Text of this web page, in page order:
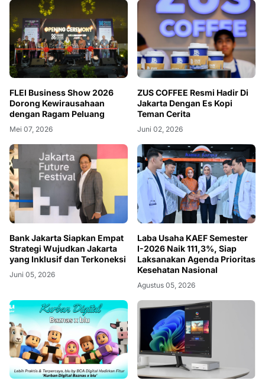
FLEI Business Show 2026
Dorong Kewirausahaan
dengan Ragam Peluang
Mei 07, 2026
ZUS COFFEE Resmi Hadir Di
Jakarta Dengan Es Kopi
Teman Cerita
Juni 02, 2026
Bank Jakarta Siapkan Empat
Strategi Wujudkan Jakarta
yang Inklusif dan Terkoneksi
Juni 05, 2026
Laba Usaha KAEF Semester
I-2026 Naik 111,3%, Siap
Laksanakan Agenda Prioritas
Kesehatan Nasional
Agustus 05, 2026